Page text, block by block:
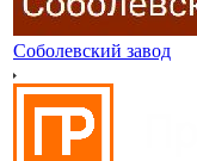
Соболевский завод